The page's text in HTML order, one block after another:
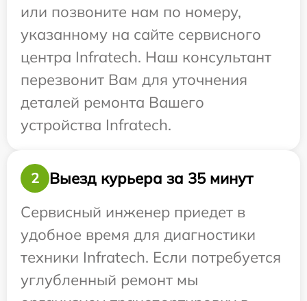
или позвоните нам по номеру,
указанному на сайте сервисного
центра Infratech. Наш консультант
перезвонит Вам для уточнения
деталей ремонта Вашего
устройства Infratech.
2
Выезд курьера за 35 минут
Сервисный инженер приедет в
удобное время для диагностики
техники Infratech. Если потребуется
углубленный ремонт мы